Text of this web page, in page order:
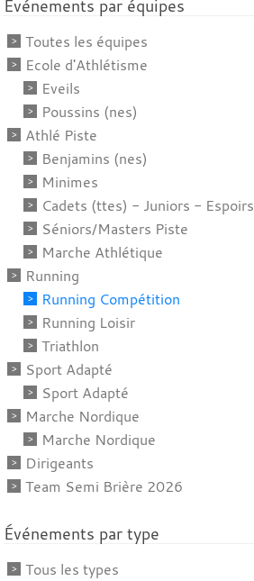
Événements par équipes
Toutes les équipes
Ecole d'Athlétisme
Eveils
Poussins (nes)
Athlé Piste
Benjamins (nes)
Minimes
Cadets (ttes) - Juniors - Espoirs
Séniors/Masters Piste
Marche Athlétique
Running
Running Compétition
Running Loisir
Triathlon
Sport Adapté
Sport Adapté
Marche Nordique
Marche Nordique
Dirigeants
Team Semi Brière 2026
Événements par type
Tous les types